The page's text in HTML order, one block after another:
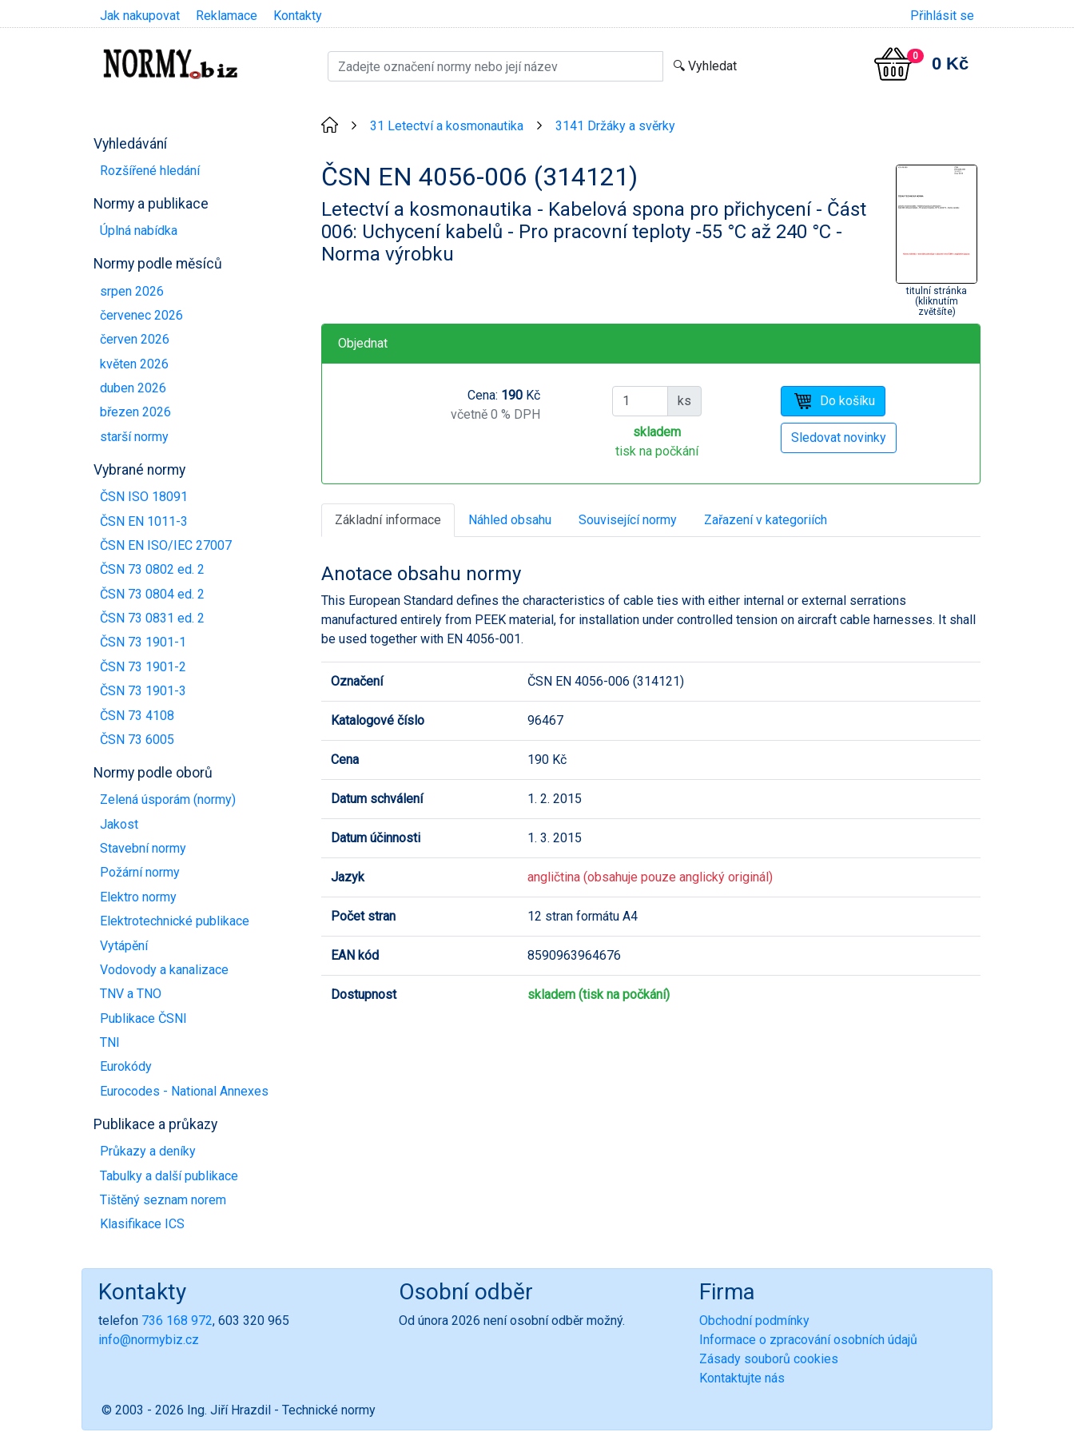
Jak nakupovat Reklamace Kontakty Přihlásit se
0 0 Kč
Vyhledávání
Rozšířené hledání
Normy a publikace
Úplná nabídka
Normy podle měsíců
srpen 2026
červenec 2026
červen 2026
květen 2026
duben 2026
březen 2026
starší normy
Vybrané normy
ČSN ISO 18091
ČSN EN 1011-3
ČSN EN ISO/IEC 27007
ČSN 73 0802 ed. 2
ČSN 73 0804 ed. 2
ČSN 73 0831 ed. 2
ČSN 73 1901-1
ČSN 73 1901-2
ČSN 73 1901-3
ČSN 73 4108
ČSN 73 6005
Normy podle oborů
Zelená úsporám (normy)
Jakost
Stavební normy
Požární normy
Elektro normy
Elektrotechnické publikace
Vytápění
Vodovody a kanalizace
TNV a TNO
Publikace ČSNI
TNI
Eurokódy
Eurocodes - National Annexes
Publikace a průkazy
Průkazy a deníky
Tabulky a další publikace
Tištěný seznam norem
Klasifikace ICS
31 Letectví a kosmonautika 3141 Držáky a svěrky
ČSN EN 4056-006 (314121)
Letectví a kosmonautika - Kabelová spona pro přichycení - Část
006: Uchycení kabelů - Pro pracovní teploty -55 °C až 240 °C -
Norma výrobku
titulní stránka
(kliknutím
zvětšíte)
Objednat
Cena: 190Kč
včetně 0 % DPH
ks
skladem
tisk na počkání
Základní informace Náhled obsahu Související normy Zařazení v kategoriích
Anotace obsahu normy
This European Standard defines the characteristics of cable ties with either internal or external serrations
manufactured entirely from PEEK material, for installation under controlled tension on aircraft cable harnesses. It shall
be used together with EN 4056-001.
Označení ČSN EN 4056-006 (314121)
Katalogové číslo 96467
Cena 190 Kč
Datum schválení 1. 2. 2015
Datum účinnosti 1. 3. 2015
Jazyk angličtina (obsahuje pouze anglický originál)
Počet stran 12 stran formátu A4
EAN kód 8590963964676
Dostupnost skladem (tisk na počkání)
Kontakty
telefon 736 168 972, 603 320 965
info@normybiz.cz
Osobní odběr
Od února 2026 není osobní odběr možný.
Firma
Obchodní podmínky
Informace o zpracování osobních údajů
Zásady souborů cookies
Kontaktujte nás
© 2003 - 2026 Ing. Jiří Hrazdil - Technické normy